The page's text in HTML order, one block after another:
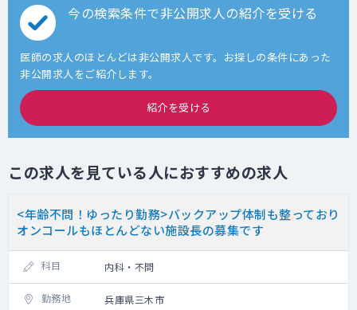
今の検索条件で非公開求人の紹介を受ける
医師の求人のほとんどは非公開求人です。お探しの条件にあった
非公開求人をご紹介します。
紹介を受ける
この求人を見ている人におすすめの求人
<年齢不問！ゆったり勤務>バックアップ体制も整っており
オンコールもほとんどない施設長の募集です
科目 内科・不問
勤務地 兵庫県三木市